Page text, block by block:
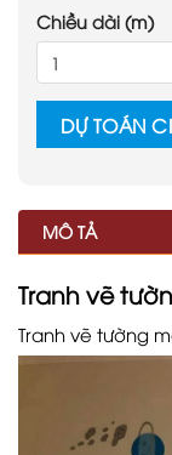
Chiều dài (m)
DỰ TOÁN
MÔ TẢ
Tranh vẽ
Tranh vẽ tường